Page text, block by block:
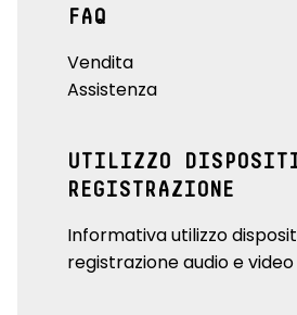
FAQ
Vendita
Assistenza
UTILIZZO
REGISTRAZIONE
Informativa utilizzo
registrazione audio e video